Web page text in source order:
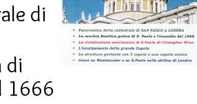
di
di
1666